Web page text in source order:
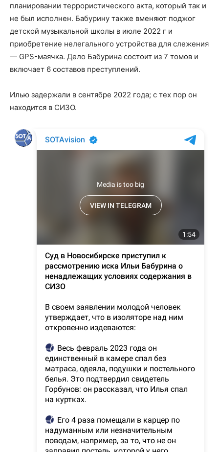
планировании террористического акта, который так и
не был исполнен. Бабурину также вменяют поджог
детской музыкальной школы в июле 2022 г и
приобретение нелегального устройства для слежения
— GPS-маячка. Дело Бабурина состоит из 7 томов и
включает 6 составов преступлений.
Илью задержали в сентябре 2022 года; с тех пор он
находится в СИЗО.